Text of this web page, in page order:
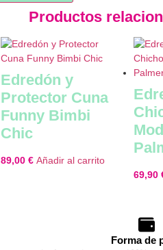
Productos
Edredón y
Protector Cuna
Funny Bimbi
Chic
89,00 € Añadir al carrito
69,90
Forma de